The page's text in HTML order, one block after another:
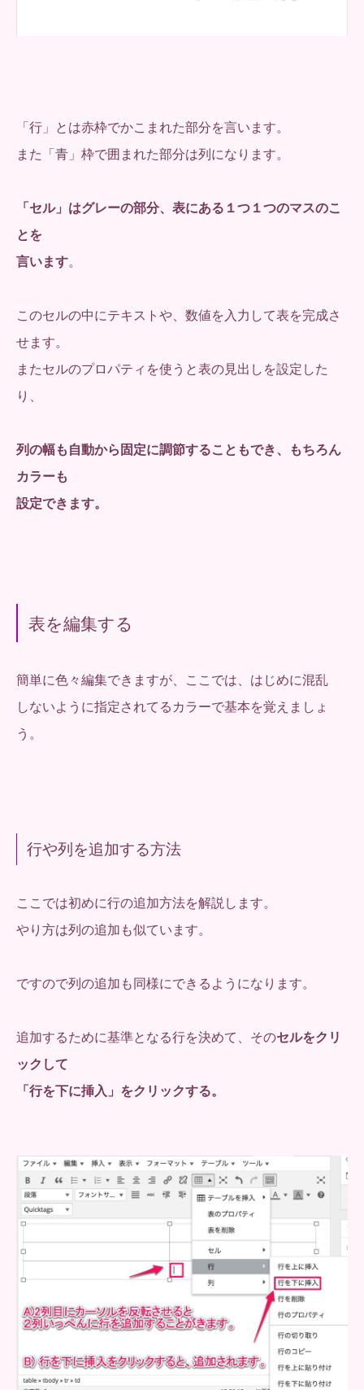
「行」とは赤枠でかこまれた部分を言います。
また「青」枠で囲まれた部分は列になります。
「セル」はグレーの部分、表にある１つ１つのマスのこ
とを
言います。
このセルの中にテキストや、数値を入力して表を完成さ
せます。
またセルのプロパティを使うと表の見出しを設定した
り、
列の幅も自動から固定に調節することもでき、もちろん
カラーも
設定できます。
表を編集する
簡単に色々編集できますが、ここでは、はじめに混乱
しないように指定されてるカラーで基本を覚えましょ
う。
行や列を追加する方法
ここでは初めに行の追加方法を解説します。
やり方は列の追加も似ています。
ですので列の追加も同様にできるようになります。
追加するために基準となる行を決めて、そのセルをクリ
ックして
「行を下に挿入」をクリックする。